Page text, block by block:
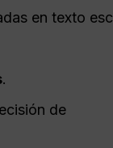
en texto
.
de